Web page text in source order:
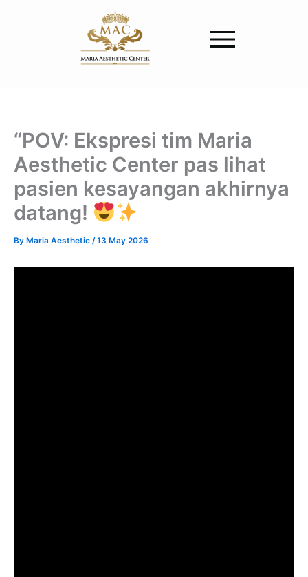
“POV: Ekspresi tim Maria
Aesthetic Center pas lihat
pasien kesayangan akhirnya
datang!
By Maria Aesthetic /13 May 2026